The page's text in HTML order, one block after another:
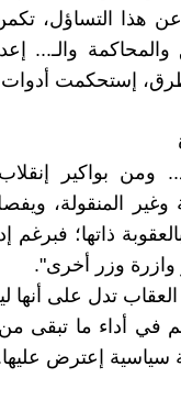
عن هذا التساؤل،
والمحاكمة
إستحكمت أدوات
وغير المنقولة،
ذاتها؛ فبرغم
وازرة وزر أخرى".
تدل على
في أداء ما تبقى
سياسية إعترض